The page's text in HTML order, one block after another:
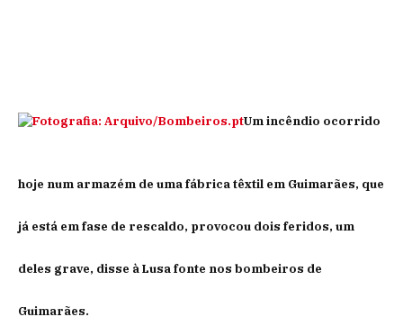
Um incêndio ocorrido
hoje num armazém de uma fábrica têxtil em Guimarães, que
já está em fase de rescaldo, provocou dois feridos, um
deles grave, disse à Lusa fonte nos bombeiros de
Guimarães.